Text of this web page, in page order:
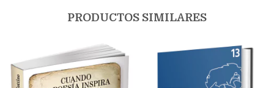
PRODUCTOS SIMILARES